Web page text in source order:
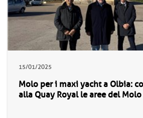
15/01/2025
Molo per i maxi yacht a Olbia:
alla Quay Royal le aree del